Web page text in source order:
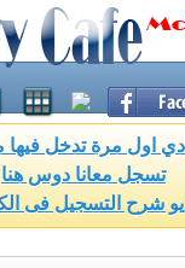
دي اول مرة تدخل
تسجل معانا دوس هنا
شرح التسجيل فى